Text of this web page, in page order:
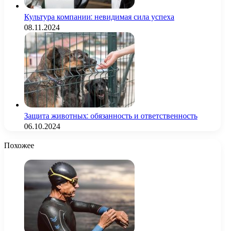
Культура компании: невидимая сила успеха
08.11.2024
Защита животных: обязанность и ответственность
06.10.2024
Похожее